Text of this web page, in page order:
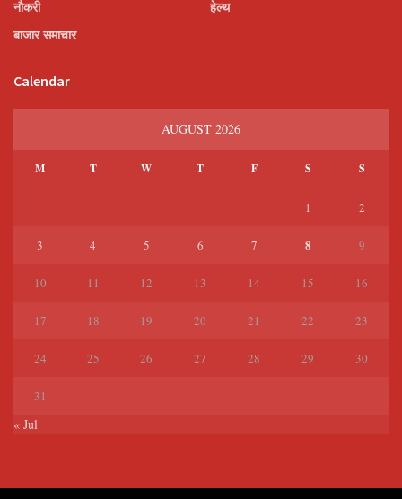
नौकरी
बाजार समाचार
हेल्थ
Calendar
AUGUST 2026
M T W T F S S
1 2
3 4 5 6 7 8 9
10 11 12 13 14 15 16
17 18 19 20 21 22 23
24 25 26 27 28 29 30
31
« Jul